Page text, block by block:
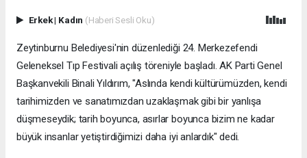
Erkek| Kadın (Haberi Sesli Oku)
Zeytinburnu Belediyesi'nin düzenlediği 24. Merkezefendi
Geleneksel Tıp Festivali açılış töreniyle başladı. AK Parti Genel
Başkanvekili Binali Yıldırım, "Aslında kendi kültürümüzden, kendi
tarihimizden ve sanatımızdan uzaklaşmak gibi bir yanlışa
düşmeseydik; tarih boyunca, asırlar boyunca bizim ne kadar
büyük insanlar yetiştirdiğimizi daha iyi anlardık" dedi.